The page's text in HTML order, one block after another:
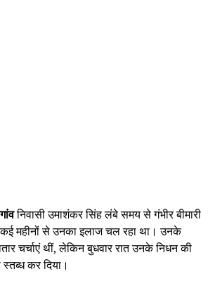
निवासी उमाशंकर सिंह लंबे समय से गंभीर बीमारी
महीनों से उनका इलाज चल रहा था। उनके
चर्चाएं थीं, लेकिन बुधवार रात उनके निधन की
कर दिया।